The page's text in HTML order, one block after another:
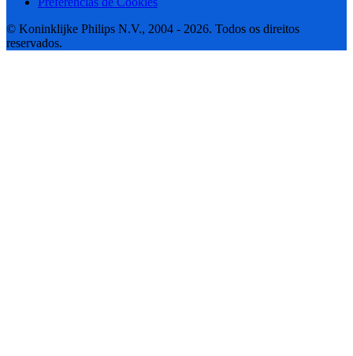
© Koninklijke Philips N.V., 2004 - 2026. Todos os direitos
reservados.